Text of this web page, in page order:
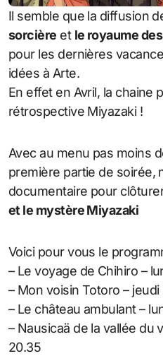
Il semble que la diffusion
sorcière et le royaume
pour les dernières
idées à Arte.
En effet en Avril, la chaine
rétrospective Miyazaki !
Avec au menu pas moins
première partie de soirée,
documentaire pour
et le mystère Miyazaki
Voici pour vous le
– Le voyage de Chihiro –
– Mon voisin Totoro – jeudi
– Le château ambulant –
– Nausicaä de la vallée du
20.35